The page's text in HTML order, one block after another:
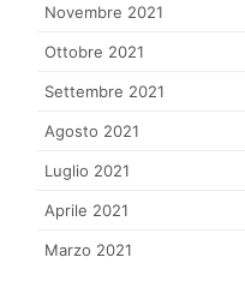
Novembre 2021
Ottobre 2021
Settembre 2021
Agosto 2021
Luglio 2021
Aprile 2021
Marzo 2021